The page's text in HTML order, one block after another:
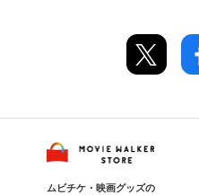
ムビチケ・映画グッズの